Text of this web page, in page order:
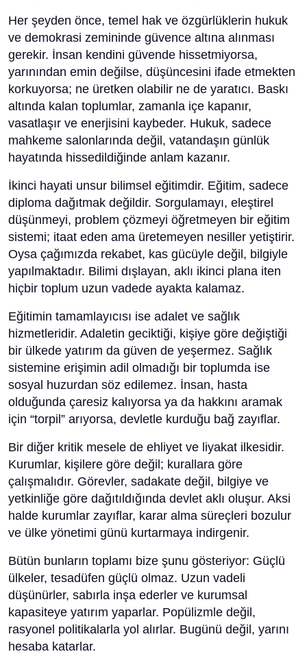
Her şeyden önce, temel hak ve özgürlüklerin hukuk
ve demokrasi zemininde güvence altına alınması
gerekir. İnsan kendini güvende hissetmiyorsa,
yarınından emin değilse, düşüncesini ifade etmekten
korkuyorsa; ne üretken olabilir ne de yaratıcı. Baskı
altında kalan toplumlar, zamanla içe kapanır,
vasatlaşır ve enerjisini kaybeder. Hukuk, sadece
mahkeme salonlarında değil, vatandaşın günlük
hayatında hissedildiğinde anlam kazanır.
İkinci hayati unsur bilimsel eğitimdir. Eğitim, sadece
diploma dağıtmak değildir. Sorgulamayı, eleştirel
düşünmeyi, problem çözmeyi öğretmeyen bir eğitim
sistemi; itaat eden ama üretemeyen nesiller yetiştirir.
Oysa çağımızda rekabet, kas gücüyle değil, bilgiyle
yapılmaktadır. Bilimi dışlayan, aklı ikinci plana iten
hiçbir toplum uzun vadede ayakta kalamaz.
Eğitimin tamamlayıcısı ise adalet ve sağlık
hizmetleridir. Adaletin geciktiği, kişiye göre değiştiği
bir ülkede yatırım da güven de yeşermez. Sağlık
sistemine erişimin adil olmadığı bir toplumda ise
sosyal huzurdan söz edilemez. İnsan, hasta
olduğunda çaresiz kalıyorsa ya da hakkını aramak
için “torpil” arıyorsa, devletle kurduğu bağ zayıflar.
Bir diğer kritik mesele de ehliyet ve liyakat ilkesidir.
Kurumlar, kişilere göre değil; kurallara göre
çalışmalıdır. Görevler, sadakate değil, bilgiye ve
yetkinliğe göre dağıtıldığında devlet aklı oluşur. Aksi
halde kurumlar zayıflar, karar alma süreçleri bozulur
ve ülke yönetimi günü kurtarmaya indirgenir.
Bütün bunların toplamı bize şunu gösteriyor: Güçlü
ülkeler, tesadüfen güçlü olmaz. Uzun vadeli
düşünürler, sabırla inşa ederler ve kurumsal
kapasiteye yatırım yaparlar. Popülizmle değil,
rasyonel politikalarla yol alırlar. Bugünü değil, yarını
hesaba katarlar.